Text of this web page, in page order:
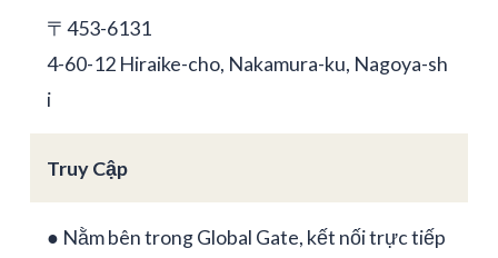
〒453-6131
4-60-12 Hiraike-cho, Nakamura-ku, Nagoya-sh
i
Truy Cập
● Nằm bên trong Global Gate, kết nối trực tiếp